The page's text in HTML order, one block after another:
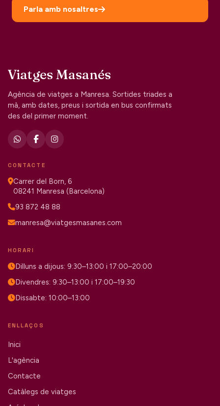
Parla amb nosaltres
Viatges Masanés
Agència de viatges a Manresa. Sortides triades a
mà, amb dates, preus i sortida en bus confirmats
des del primer moment.
CONTACTE
Carrer del Born, 6
08241 Manresa (Barcelona)
93 872 48 88
manresa@viatgesmasanes.com
HORARI
Dilluns a dijous: 9:30–13:00 i 17:00–20:00
Divendres: 9:30–13:00 i 17:00–19:30
Dissabte: 10:00–13:00
ENLLAÇOS
Inici
L'agència
Contacte
Catàlegs de viatges